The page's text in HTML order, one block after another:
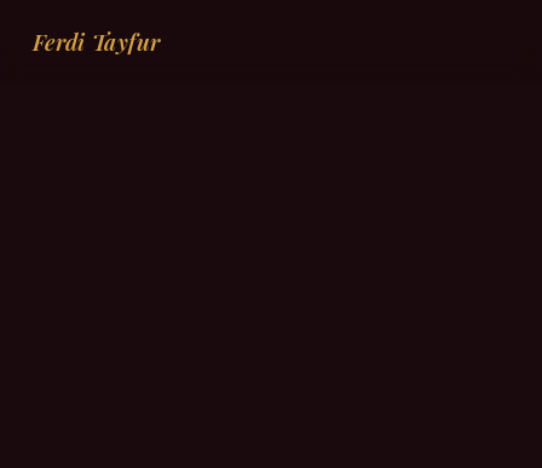
Ferdi Tayfur